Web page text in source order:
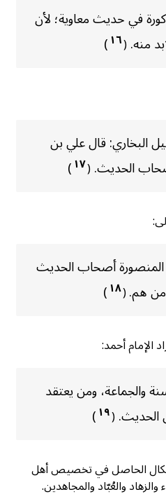
في حديث معاوية؛ لأن
منه.(١٦)
البخاري: قال علي بن
الحديث.(١٧)
المنصورة أصحاب الحديث
من هم.(١٨)
أحمد:
والجماعة، ومن يعتقد
(١٩)
الحاصل في تخصيص أهل
والعُبّاد والمجاهدين.